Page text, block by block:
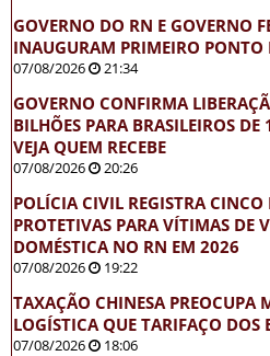
GOVERNO DO RN E GOVERNO
INAUGURAM PRIMEIRO PONTO
07/08/2026 21:34
GOVERNO CONFIRMA
BILHÕES PARA BRASILEIROS
VEJA QUEM RECEBE
07/08/2026 20:26
POLÍCIA CIVIL REGISTRA
PROTETIVAS PARA VÍTIMAS DE
DOMÉSTICA NO RN EM 2026
07/08/2026 19:22
TAXAÇÃO CHINESA PREOCUPA
LOGÍSTICA QUE TARIFAÇO DOS
07/08/2026 18:06